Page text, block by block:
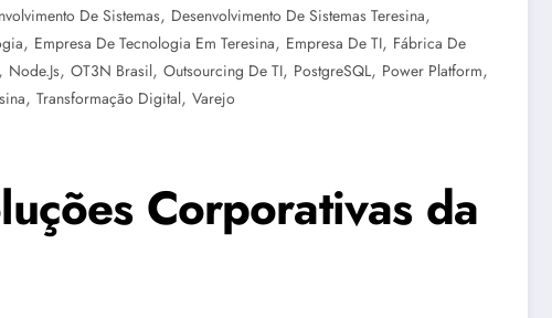
De Sistemas, Desenvolvimento De Sistemas Teresina,
, Empresa De Tecnologia Em Teresina, Empresa De TI, Fábrica De
, Node.js, OT3N Brasil, Outsourcing De TI, PostgreSQL, Power Platform,
, Transformação Digital, Varejo
Corporativas da